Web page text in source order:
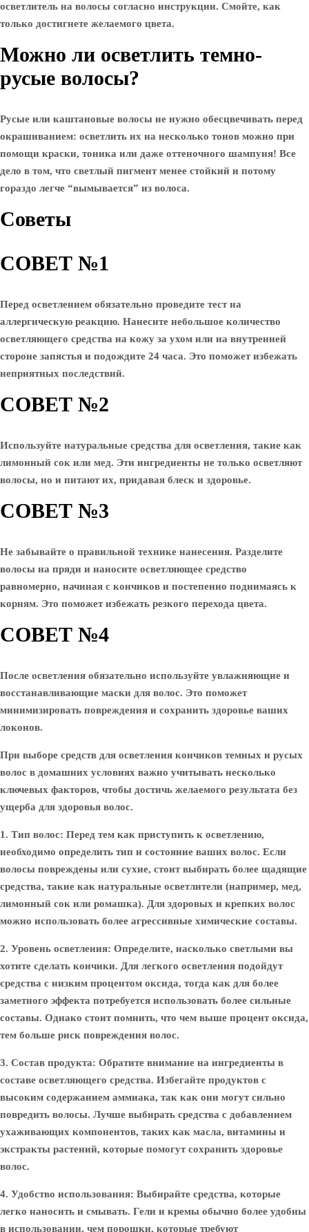
осветлитель на волосы согласно инструкции. Смойте, как
только достигнете желаемого цвета.
Можно ли осветлить темно-
русые волосы?
Русые или каштановые волосы не нужно обесцвечивать перед
окрашиванием: осветлить их на несколько тонов можно при
помощи краски, тоника или даже оттеночного шампуня! Все
дело в том, что светлый пигмент менее стойкий и потому
гораздо легче “вымывается” из волоса.
Советы
СОВЕТ №1
Перед осветлением обязательно проведите тест на
аллергическую реакцию. Нанесите небольшое количество
осветляющего средства на кожу за ухом или на внутренней
стороне запястья и подождите 24 часа. Это поможет избежать
неприятных последствий.
СОВЕТ №2
Используйте натуральные средства для осветления, такие как
лимонный сок или мед. Эти ингредиенты не только осветляют
волосы, но и питают их, придавая блеск и здоровье.
СОВЕТ №3
Не забывайте о правильной технике нанесения. Разделите
волосы на пряди и наносите осветляющее средство
равномерно, начиная с кончиков и постепенно поднимаясь к
корням. Это поможет избежать резкого перехода цвета.
СОВЕТ №4
После осветления обязательно используйте увлажняющие и
восстанавливающие маски для волос. Это поможет
минимизировать повреждения и сохранить здоровье ваших
локонов.
При выборе средств для осветления кончиков темных и русых
волос в домашних условиях важно учитывать несколько
ключевых факторов, чтобы достичь желаемого результата без
ущерба для здоровья волос.
1. Тип волос: Перед тем как приступить к осветлению,
необходимо определить тип и состояние ваших волос. Если
волосы повреждены или сухие, стоит выбирать более щадящие
средства, такие как натуральные осветлители (например, мед,
лимонный сок или ромашка). Для здоровых и крепких волос
можно использовать более агрессивные химические составы.
2. Уровень осветления: Определите, насколько светлыми вы
хотите сделать кончики. Для легкого осветления подойдут
средства с низким процентом оксида, тогда как для более
заметного эффекта потребуется использовать более сильные
составы. Однако стоит помнить, что чем выше процент оксида,
тем больше риск повреждения волос.
3. Состав продукта: Обратите внимание на ингредиенты в
составе осветляющего средства. Избегайте продуктов с
высоким содержанием аммиака, так как они могут сильно
повредить волосы. Лучше выбирать средства с добавлением
ухаживающих компонентов, таких как масла, витамины и
экстракты растений, которые помогут сохранить здоровье
волос.
4. Удобство использования: Выбирайте средства, которые
легко наносить и смывать. Гели и кремы обычно более удобны
в использовании, чем порошки, которые требуют